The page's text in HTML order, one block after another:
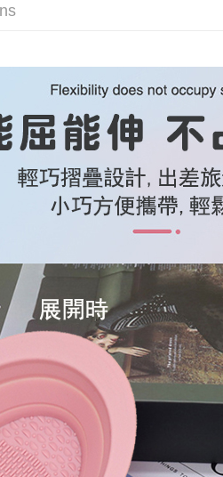
NT$85/
NT$85/